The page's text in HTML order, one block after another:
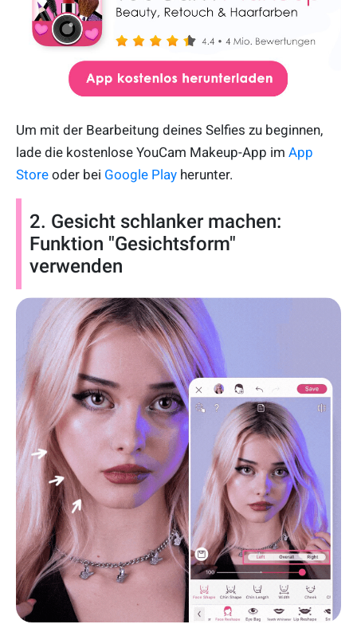
Um mit der Bearbeitung deines Selfies zu beginnen,
lade die kostenlose YouCam Makeup-App im App
Store oder bei Google Play herunter.
2. Gesicht schlanker machen:
Funktion "Gesichtsform"
verwenden